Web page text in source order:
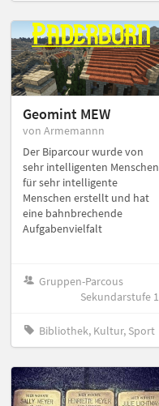
Geomint MEW
von Armemannn
Der Biparcour wurde von
sehr intelligenten Menschen
für sehr intelligente
Menschen erstellt und hat
eine bahnbrechende
Aufgabenvielfalt
Gruppen-Parcous
Sekundarstufe 1
Bibliothek, Kultur, Sport